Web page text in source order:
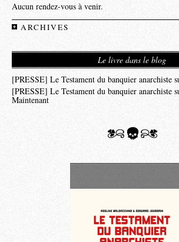
Aucun rendez-vous à venir.
ARCHIVES
Le livre dans le blog
[PRESSE] Le Testament du banquier anarchiste
[PRESSE] Le Testament du banquier anarchiste
Maintenant